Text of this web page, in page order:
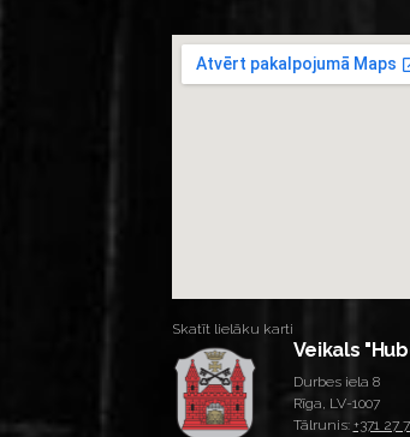
Skatīt lielāku karti
Veikals
Durbes iela 8
Rīga, LV-1007
Tālrunis: +371 27